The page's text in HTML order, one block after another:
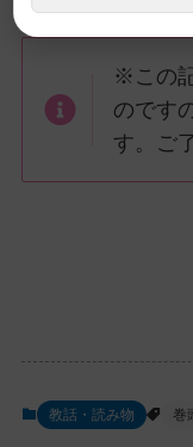
※この
のです
す。ご
教話・読み物 巻